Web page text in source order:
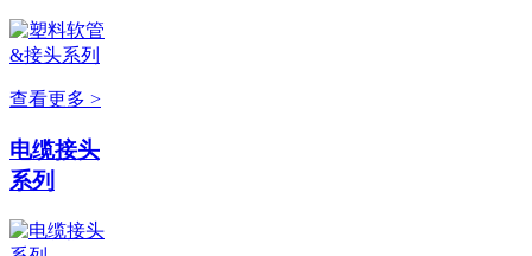
查看更多 >
电缆接头
系列